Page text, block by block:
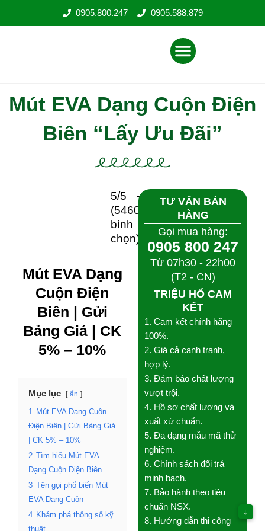
0905.800.247 0905.588.879
Menu
Mút EVA Dạng Cuộn Điện
Biên “Lấy Ưu Đãi”
5/5 -
(5460
bình
chọn)
Mút EVA Dạng
CuộnĐiện Biên
Gửi Bảng Giá
| CK 5% – 10%
1 Mút EVA Dạng Cuộn
Điện Biên | Gửi Bảng
Giá | CK 5% – 10%
2 Tìm hiểu Mút EVA
Dạng Cuộn Điện Biên
3 Tên gọi phổ biến Mút
EVA Dạng Cuộn
4 Khám phá thông số
kỹ thuật
5 Ưu điểm vượt trội Mút
TƯ VẤN BÁN HÀNG
Gọi mua hàng:
0905 800 247
Từ 07h30 - 22h00
(T2 - CN)
TRIỆU HỔ CAM KẾT
1. Cam kết chính hãng
2. Giá cả cạnh tranh, hợp
lý.
3. Đảm bảo chất lượng
vượt trội.
4. Hồ sơ chất lượng và
xuất xứ chuẩn.
5. Đa dạng mẫu mã thử
nghiệm.
6. Chính sách đổi trả
minh bạch.
7. Bảo hành theo tiêu
chuẩn NSX.
8. Hướng dẫn thi công
tận tình.
9. Chăm sóc nhiệt tình
↓